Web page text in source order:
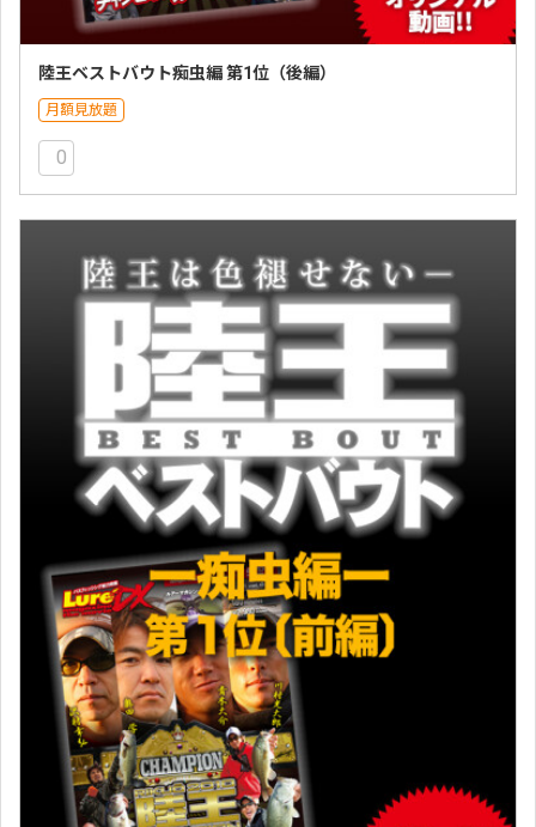
陸王ベストバウト痴虫編 第1位（後編）
月額見放題
0